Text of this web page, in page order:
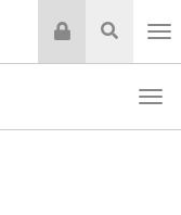
Suche
Login